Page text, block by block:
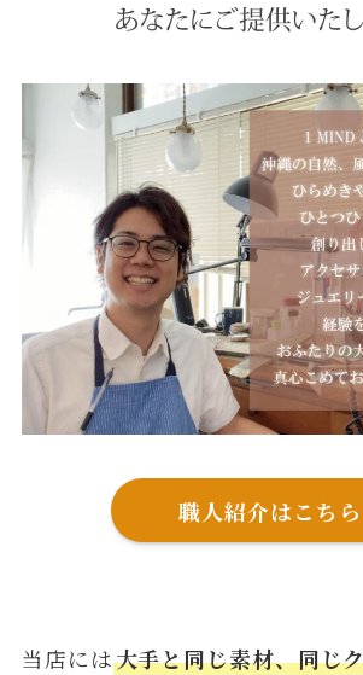
職人紹介はこちら
当店には大手と同じ素材、同じ